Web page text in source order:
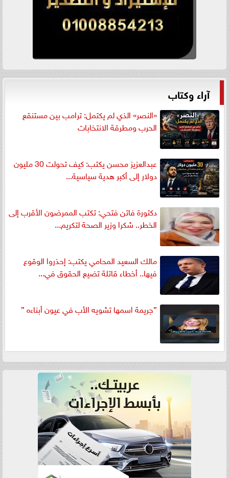
آراء وكتاب
«النصر» الذي لم يكتمل: ترامب بين مستنقع
الحرب ومطرقة الانتخابات
عبدالعزيز محسن يكتب: كيف تحولت 30 مليون
دولار إلى أكبر هدية سياسية...
دكتورة فاتن فتحي: تكتب الممرضون الأقرب إلى
الخطر.. شكرا وزير الصحة لتكريم...
مالك السعيد المحامي يكتب: إحذروا الوقوع
فيها.. أخطاء قاتلة تضيع الحقوق في...
”جريمة اسمها تشويه الأب في عيون أبناءه ”